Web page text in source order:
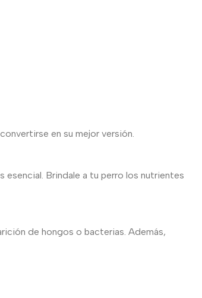
en su mejor versión.
esencial. Brindale a tu perro los nutrientes
de hongos o bacterias. Además,